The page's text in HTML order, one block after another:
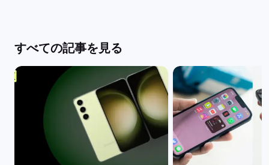
すべての記事を見る